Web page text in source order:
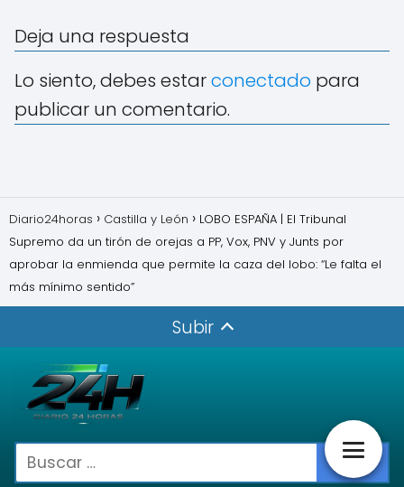
Deja una respuesta
Lo siento, debes estarconectado para
publicar un comentario.
Diario24horas Castilla y León
LOBO ESPAÑA | El Tribunal
Supremo da un tirón de orejas a PP, Vox, PNV y Junts por
aprobar la enmienda que permite la caza del lobo: “Le falta el
más mínimo sentido”
Subir